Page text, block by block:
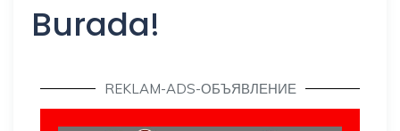
Burada!
REKLAM-ADS-ОБЪЯВЛЕНИЕ